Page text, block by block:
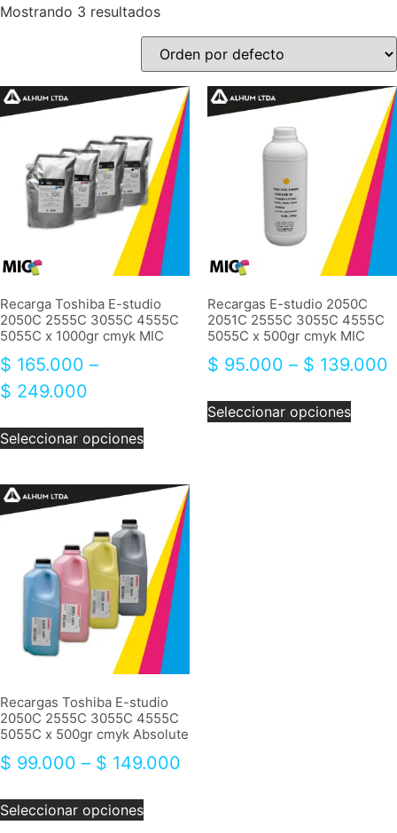
Mostrando 3 resultados
Recarga Toshiba E-studio
2050C 2555C 3055C 4555C
5055C x 1000gr cmyk MIC
$ 165.000 –
$ 249.000
Seleccionar opciones
Recargas E-studio 2050C
2051C 2555C 3055C 4555C
5055C x 500gr cmyk MIC
$ 95.000 – $ 139.000
Seleccionar opciones
Recargas Toshiba E-studio
2050C 2555C 3055C 4555C
5055C x 500gr cmyk Absolute
$ 99.000 – $ 149.000
Seleccionar opciones